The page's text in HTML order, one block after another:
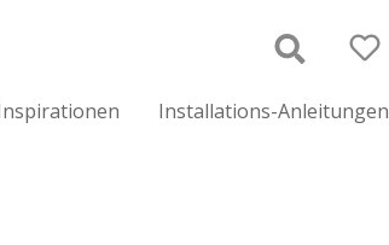
Installations-Anleitungen